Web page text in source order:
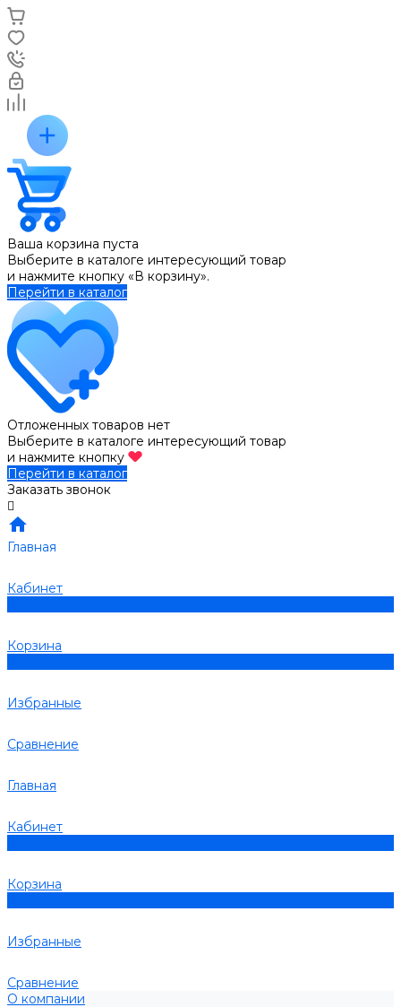
Ваша корзина пуста
Выберите в каталоге интересующий товар
и нажмите кнопку «В корзину».
Перейти в каталог
Отложенных товаров нет
Выберите в каталоге интересующий товар
и нажмите кнопку
Перейти в каталог
Заказать звонок
Главная
Кабинет
Корзина
Избранные
Сравнение
Главная
Кабинет
Корзина
Избранные
Сравнение
О компании